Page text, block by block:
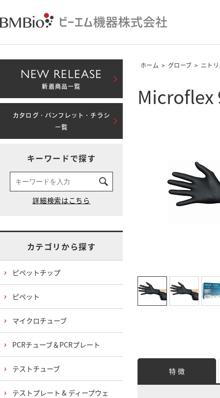
ホーム > グローブ > ニト
Microflex
特 徴
NEW RELEASE
新着商品一覧
カタログ・パンフレット・チラシ
一覧
キーワードで探す
カテゴリから探す
ピペットチップ
ピペット
マイクロチューブ
PCRチューブ＆PCRプレート
テストチューブ
テストプレート & ディープウェ